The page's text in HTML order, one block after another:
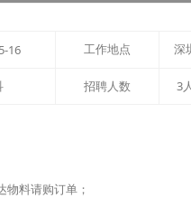
16 工作地点 深
招聘人数 3
物料请购订单；